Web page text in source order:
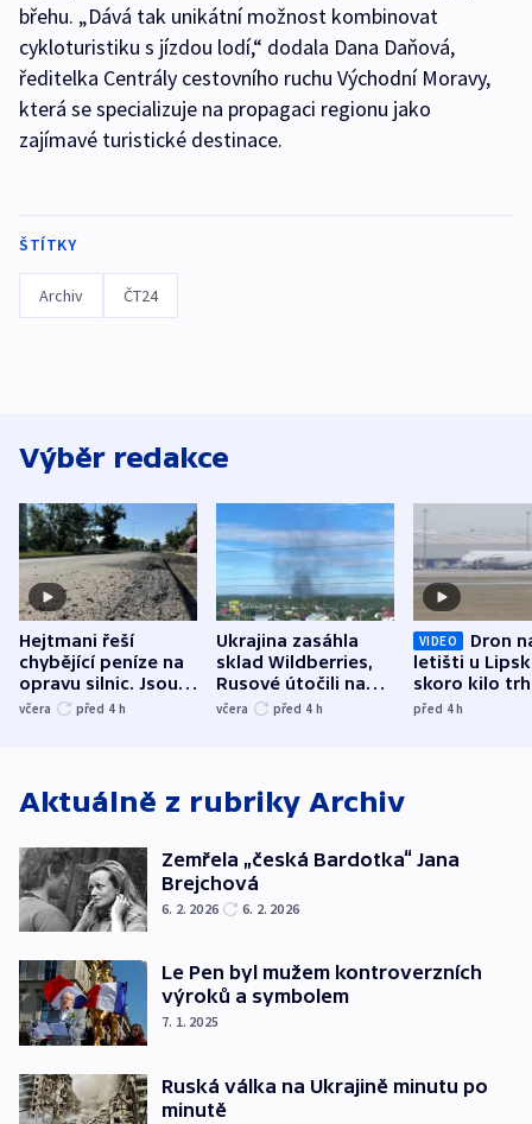
břehu. „Dává tak unikátní možnost kombinovat
cykloturistiku s jízdou lodí,“ dodala Dana Daňová,
ředitelka Centrály cestovního ruchu Východní Moravy,
která se specializuje na propagaci regionu jako
zajímavé turistické destinace.
ŠTÍTKY
Archiv ČT24
Výběr redakce
Hejtmani řeší
chybějící peníze na
opravu silnic. Jsou
nenárokové, namítá
včera před 4 h
Ukrajina zasáhla
sklad Wildberries,
Rusové útočili na
trh, hasiče či
včera před 4 h
VIDEO
Dron
letišti u
skoro kilo
indicie
před 4h
Aktuálně z rubriky Archiv
Zemřela „česká Bardotka“ Jana
Brejchová
6. 2. 2026 6. 2. 2026
Le Pen byl mužem kontroverzních
výroků a symbolem
7. 1. 2025
Ruská válka na Ukrajině minutu po
minutě